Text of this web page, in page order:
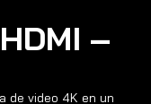
–
de video 4K en un